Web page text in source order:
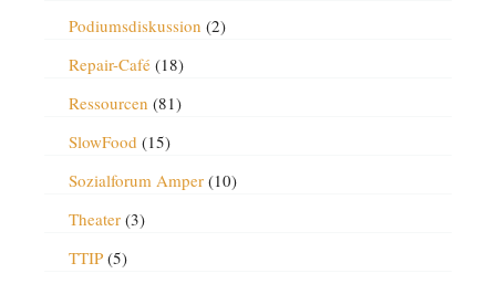
Podiumsdiskussion (2)
Repair-Café(18)
Ressourcen (81)
SlowFood (15)
Sozialforum Amper(10)
Theater(3)
TTIP(5)